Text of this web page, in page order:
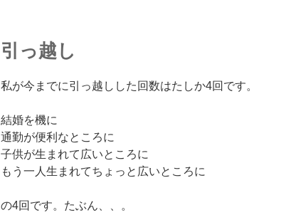
引っ越し
私が今までに引っ越しした回数はたしか4回です。
結婚を機に
通勤が便利なところに
子供が生まれて広いところに
もう一人生まれてちょっと広いところに
の4回です。たぶん、、。